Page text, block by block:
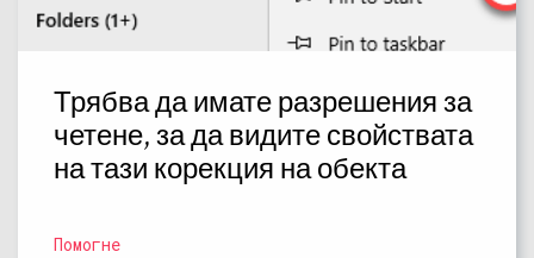
Трябва да имате разрешения за
четене, за да видите свойствата
на тази корекция на обекта
Помогне